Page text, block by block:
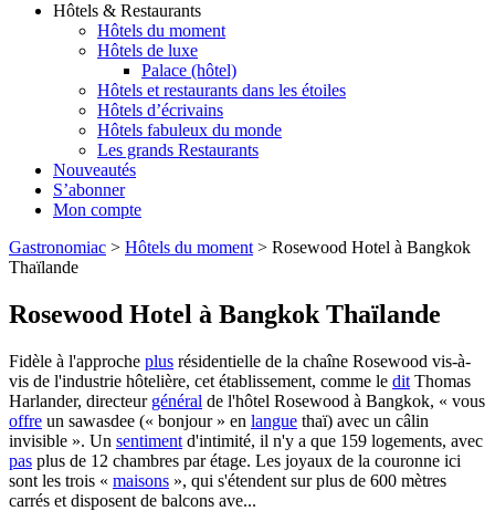
Hôtels & Restaurants
Hôtels du moment
Hôtels de luxe
Palace (hôtel)
Hôtels et restaurants dans les étoiles
Hôtels d’écrivains
Hôtels fabuleux du monde
Les grands Restaurants
Nouveautés
S’abonner
Mon compte
Gastronomiac > Hôtels du moment > Rosewood Hotel à Bangkok
Thaïlande
Rosewood Hotel à Bangkok Thaïlande
Fidèle à l'approche plus résidentielle de la chaîne Rosewood vis-à-
vis de l'industrie hôtelière, cet établissement, comme le dit Thomas
Harlander, directeur général de l'hôtel Rosewood à Bangkok, « vous
offre un sawasdee (« bonjour » en langue thaï) avec un câlin
invisible ». Un sentiment d'intimité, il n'y a que 159 logements, avec
pas plus de 12 chambres par étage. Les joyaux de la couronne ici
sont les trois « maisons », qui s'étendent sur plus de 600 mètres
carrés et disposent de balcons ave...